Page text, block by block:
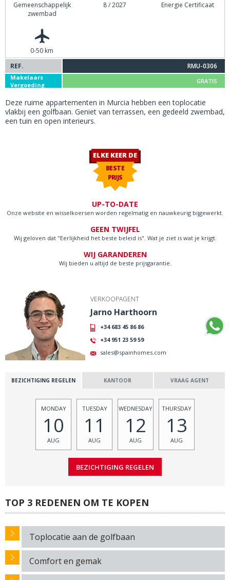
Gemeenschappelijk
zwembad
8 / 2027 Energie Certificaat
0-50 km
REF.
RMU-0306
Makelaars
Vergoeding
GRATIS
Deze ruime appartementen in Murcia hebben een toplocatie
vlakbij een golfbaan. Geniet van terrassen, een gedeeld zwembad,
een tuin en open interieurs.
ELKE KEER DE
BESTE
PRIJS
UP-TO-DATE
Onze website en wisselkoersen worden regelmatig en nauwkeurig bijgewerkt.
GEEN TWIJFEL
Wij geloven dat "Eerlijkheid het beste beleid is". Wat je ziet is wat je krijgt.
WIJ GARANDEREN
Wij bieden u altijd de beste prijsgarantie.
VERKOOPAGENT
Jarno Harthoorn
+34 683 45 86 86
+34 951 23 59 59
sales@spainhomes.com
BEZICHTIGING REGELEN KANTOOR VRAAG AGENT
MONDAY
10
AUG
TUESDAY
11
AUG
WEDNESDAY
12
AUG
THURSDAY
13
AUG
TOP 3 REDENEN OM TE KOPEN
Toplocatie aan de golfbaan
Comfort en gemak